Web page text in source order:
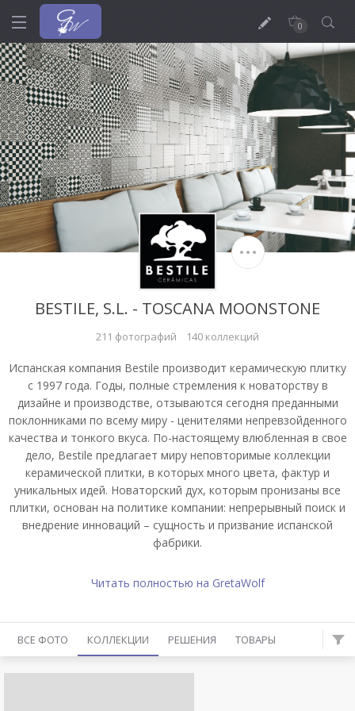
0
BESTILE, S.L. - TOSCANA MOONSTONE
211 фотографий 140 коллекций
Испанская компания Bestile производит керамическую плитку
с 1997 года. Годы, полные стремления к новаторству в
дизайне и производстве, отзываются сегодня преданными
поклонниками по всему миру - ценителями непревзойденного
качества и тонкого вкуса. По-настоящему влюбленная в свое
дело, Bestile предлагает миру неповторимые коллекции
керамической плитки, в которых много цвета, фактур и
уникальных идей. Новаторский дух, которым пронизаны все
плитки, основан на политике компании: непрерывный поиск и
внедрение инноваций – сущность и призвание испанской
фабрики.
Читать полностью на GretaWolf
ВСЕ ФОТО КОЛЛЕКЦИИ РЕШЕНИЯ ТОВАРЫ